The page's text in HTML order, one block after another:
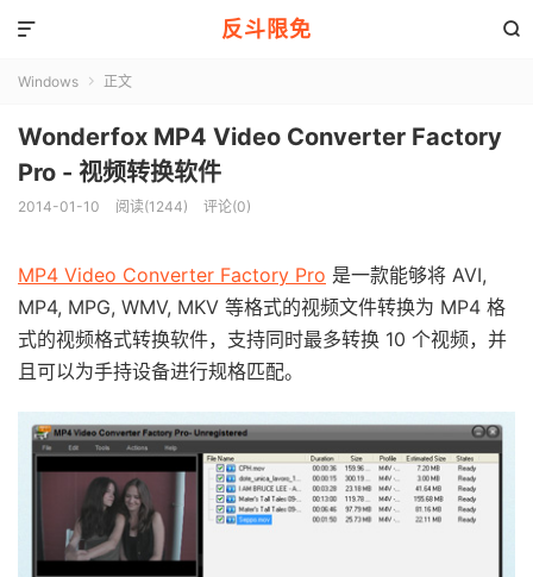
反斗限免 

Windows  正文
Wonderfox MP4 Video Converter Factory
Pro - 视频转换软件
2014-01-10 阅读(1244) 评论(0)
MP4 Video Converter Factory Pro 是一款能够将 AVI,
MP4, MPG, WMV, MKV 等格式的视频文件转换为 MP4 格
式的视频格式转换软件，支持同时最多转换 10 个视频，并
且可以为手持设备进行规格匹配。